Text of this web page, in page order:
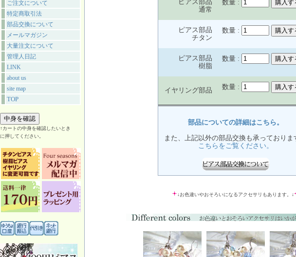
ご注文について
特定商取引法
部品交換について
メールマガジン
大量注文について
管理人日記
LINK
about us
site map
TOP
↑カートの中身を確認したいとき
に押してください。
ピアス部品
通常
数量 :
ピアス部品
チタン
数量 :
ピアス部品
樹脂
数量 :
イヤリング部品 数量 :
部品についての詳細はこちら。
また、上記以外の部品交換も承っておりま
こちらをご覧ください。
↓お色違いやおそろいになるアクセサリもあります。↓